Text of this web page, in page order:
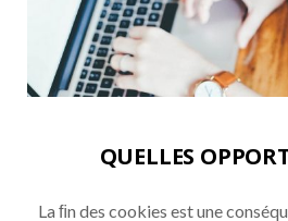
QUELLES
La ﬁn des cookies est une